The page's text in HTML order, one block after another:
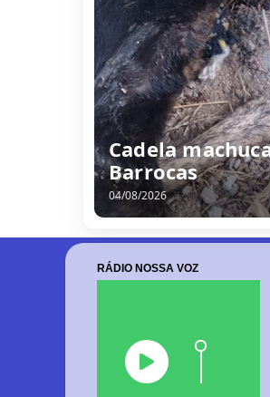
Cadela
Barrocas
04/08/2026
RÁDIO NOSSA VOZ